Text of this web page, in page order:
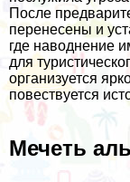
После
перенесены и
где наводнение
для
организуется
повествуется
Мечеть